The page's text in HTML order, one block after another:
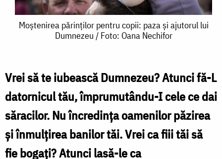
Moștenirea
părinților
copii:
paza
și
ajutorul
lui
Moștenirea părinților pentru copii: paza și ajutorul lui
Dumnezeu / Foto: Oana Nechifor
Vrei să te iubească Dumnezeu? Atunci fă-L
datornicul tău, împrumutându-I cele ce dai
săracilor. Nu încredinţa oamenilor păzirea
şi înmulţirea banilor tăi. Vrei ca fiii tăi să
fie bogaţi? Atunci lasă-le ca